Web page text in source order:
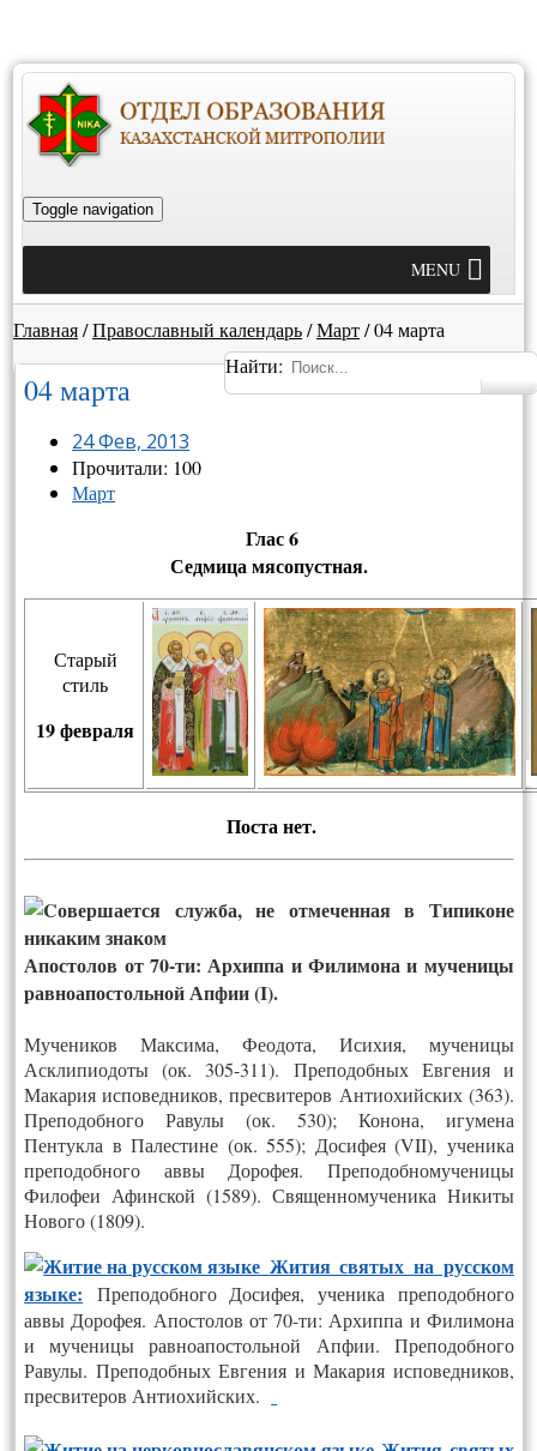
Toggle navigation
MENU
Главная/Православный календарь/Март/04 марта
Найти:
04 марта
24 Фев, 2013
Прочитали: 100
Март
Глас 6
Седмица мясопустная.
Старый
стиль
19 февраля
Пос­та нет.
Апостолов от 70-ти: Архиппа и Филимона и мученицы
равноапостольной Апфии (I).
Мучеников Максима, Феодота, Исихия, мученицы
Асклипиодоты (ок. 305-311). Преподобных Евгения и
Макария исповедников, пресвитеров Антиохийских (363).
Преподобного Равулы (ок. 530); Конона, игумена
Пентукла в Палестине (ок. 555); Досифея (VII), ученика
преподобного аввы Дорофея. Преподобномученицы
Филофеи Афинской (1589). Священномученика Никиты
Нового (1809).
Жития святых на русском
языке: Преподобного Досифея, ученика преподобного
аввы Дорофея. Апостолов от 70-ти: Архиппа и Филимона
и мученицы равноапостольной Апфии. Преподобного
Равулы. Преподобных Евгения и Макария исповедников,
пресвитеров Антиохийских.